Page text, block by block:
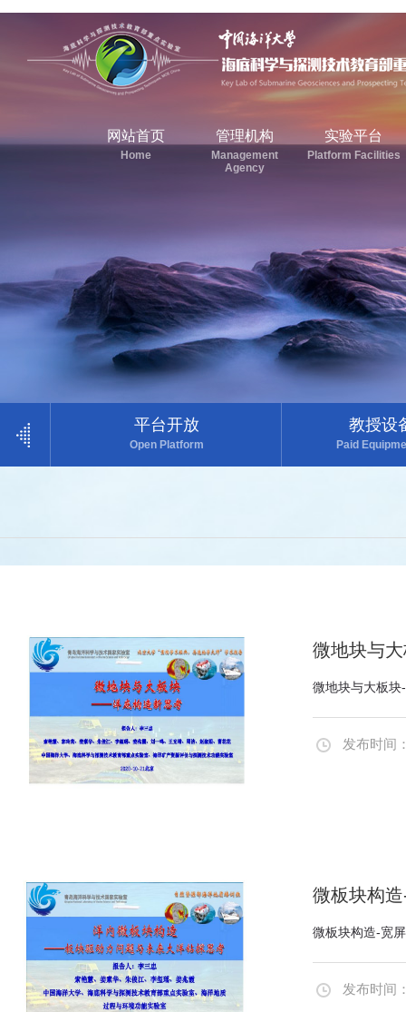
网站首页
Home
管理机构
Management
Agency
实验平台
Platform Facilities
平台开放
Open Platform
教授设
Paid
微地块与
微地块与大板
发布时间
微板块构
微板块构造-宽
发布时间